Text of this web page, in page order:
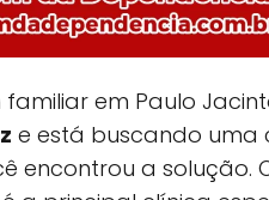
em Paulo
e está buscando uma
encontrou a solução.